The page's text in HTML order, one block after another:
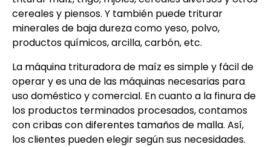
cereales y piensos. Y también puede triturar
minerales de baja dureza como yeso, polvo,
productos químicos, arcilla, carbón, etc.
La máquina trituradora de maíz es simple y fácil de
operar y es una de las máquinas necesarias para
uso doméstico y comercial. En cuanto a la finura de
los productos terminados procesados, contamos
con cribas con diferentes tamaños de malla. Así,
los clientes pueden elegir según sus necesidades.